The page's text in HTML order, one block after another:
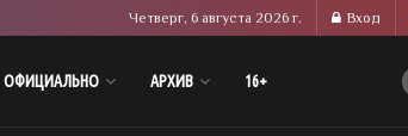
Четверг, 6 августа 2026 г. Вход
ОФИЦИАЛЬНО АРХИВ 16+